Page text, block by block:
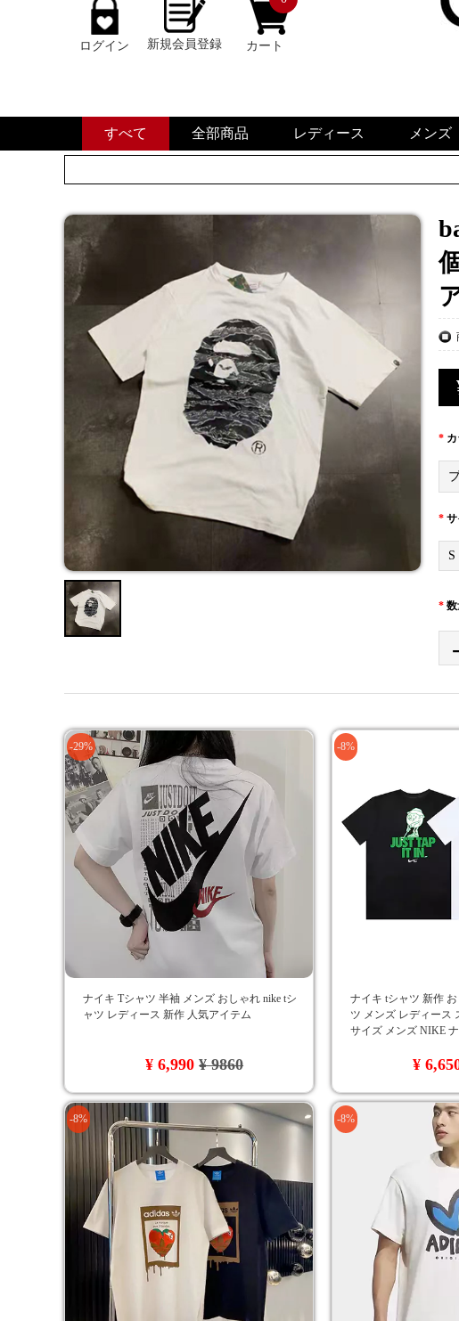
ログイン 新規会員登録 カート
すべて 全部商品 レディース メンズ
*
*
S
*
-
-29%
ナイキ Tシャツ 半袖 メンズ おしゃれ nike tシ
ャツ レディース 新作 人気アイテム
¥ 6,990¥ 9860
-8%
ナイキ tシャツ 新作 お
ツ メンズ レディース
サイズ メンズ NIKE
¥
-8% -8%